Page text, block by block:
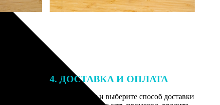
4. ДОСТАВКА И ОПЛАТА
Введите адрес и выберите способ доставки